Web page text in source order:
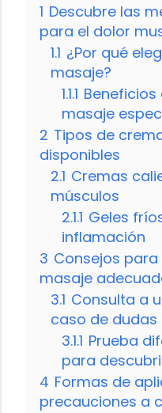
1 Descubre las
para el dolor
1.1 ¿Por qué
masaje?
1.1.1
masaje
2 Tipos de
disponibles
2.1 Cremas
músculos
2.1.1 Geles
inflamación
3 Consejos
masaje
3.1 Consulta a
caso de dudas
3.1.1 Prueba
para
4 Formas de
precauciones a